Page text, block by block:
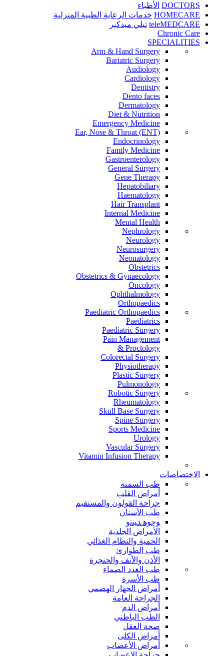
DOCTORS الأطباء
HOMECARE خدمات الرعاية الطبية المنزلية
teleMEDCARE تيلي ميدكير
Chronic Care
SPECIALITIES
Arm & Hand Surgery
Bariatric Surgery
Audiology
Cardiology
Dentistry
Dento faces
Dermatology
Diet & Nutrition
Emergency Medicine
Ear, Nose & Throat (ENT)
Endocrinology
Family Medicine
Gastroenterology
General Surgery
Gene Therapy
Hepatobiliary
Haematology
Hair Transplant
Internal Medicine
Mental Health
Nephrology
Neurology
Neurosurgery
Neonatology
Obstetrics
Obstetrics & Gynaecology
Oncology
Ophthalmology
Orthopaedics
Paediatric Orthopaedics
Paediatrics
Paediatric Surgery
Pain Management
Proctology &
Colorectal Surgery
Physiotherapy
Plastic Surgery
Pulmonology
Robotic Surgery
Rheumatology
Skull Base Surgery
Spine Surgery
Sports Medicine
Urology
Vascular Surgery
Vitamin Infusion Therapy
الاختصاصات
طب السمنة
أمراض القلب
جراحة القولون والمستقيم
طب الأسنان
ﻮﺟﻮﻫ ﺪﻴﻨﺗﻭ
الأمراض الجلدية
الحمية والنظام الغذائي
طب الطوارئ
الأذن والأنف والحنجرة
طب الغدد الصماء
طب الأسرة
أمراض الجهاز الهضمي
الجراحة العامة
أمراض الدم
الطب الباطني
صحة العقل
أمراض الكلى
أمراض الأعصاب